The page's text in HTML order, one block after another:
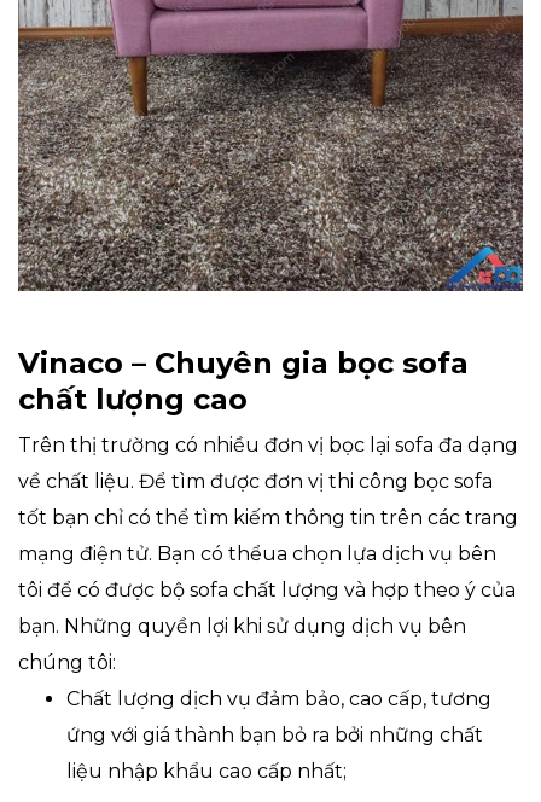
Vinaco – Chuyên gia bọc sofa
chất lượng cao
Trên thị trường có nhiều đơn vị bọc lại sofa đa dạng
về chất liệu. Để tìm được đơn vị thi công bọc sofa
tốt bạn chỉ có thể tìm kiếm thông tin trên các trang
mạng điện tử. Bạn có thểua chọn lựa dịch vụ bên
tôi để có được bộ sofa chất lượng và hợp theo ý của
bạn. Những quyền lợi khi sử dụng dịch vụ bên
chúng tôi:
Chất lượng dịch vụ đảm bảo, cao cấp, tương
ứng với giá thành bạn bỏ ra bởi những chất
liệu nhập khẩu cao cấp nhất;